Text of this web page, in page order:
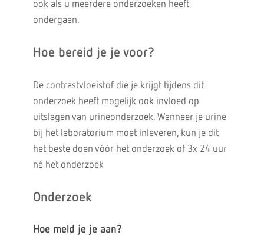
ook als u meerdere onderzoeken heeft
ondergaan.
Hoe bereid je je voor?
De contrastvloeistof die je krijgt tijdens dit
onderzoek heeft mogelijk ook invloed op
uitslagen van urineonderzoek. Wanneer je urine
bij het laboratorium moet inleveren, kun je dit
het beste doen vóór het onderzoek of 3x 24 uur
ná het onderzoek
Onderzoek
Hoe meld je je aan?